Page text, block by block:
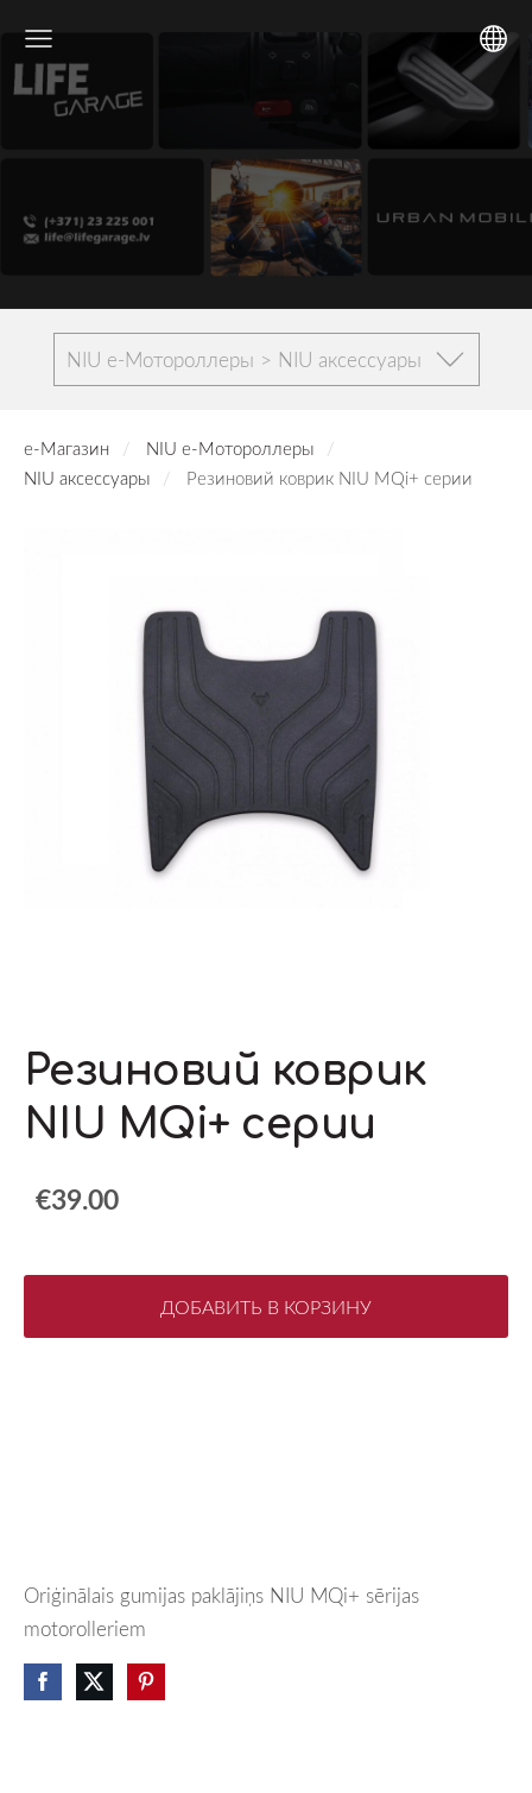
NIU е-Мотороллеры > NIU аксессуары
е-Магазин
NIU е-Мотороллеры
NIU аксессуары
Резиновий коврик NIU MQi+ серии
Резиновий коврик
NIU MQi+ серии
€39.00
ДОБАВИТЬ В КОРЗИНУ
Oriģinālais gumijas paklājiņs NIU MQi+ sērijas
motorolleriem